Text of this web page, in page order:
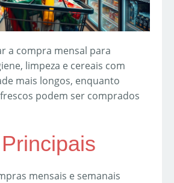
a compra mensal para
limpeza e cereais com
mais longos, enquanto
podem ser comprados
mensais e semanais